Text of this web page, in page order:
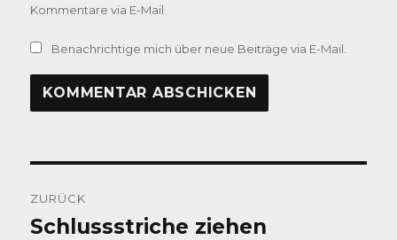
Kommentare via E-Mail.
Benachrichtige mich über neue Beiträge via E-Mail.
ZURÜCK
Vorheriger
Schlussstriche ziehen